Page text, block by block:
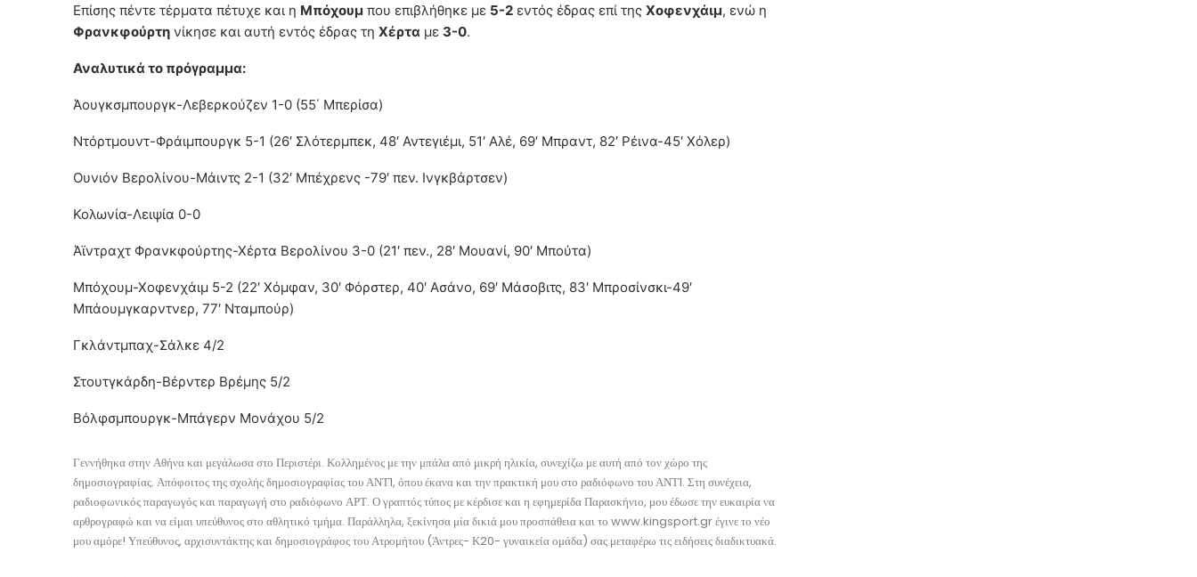
Επίσης πέντε τέρματα πέτυχε και η Μπόχουμ που επιβλήθηκε με 5-2 εντός έδρας επί της Χοφενχάιμ, ενώ η
Φρανκφούρτη νίκησε και αυτή εντός έδρας τη Χέρτα με 3-0.
Αναλυτικά το πρόγραμμα:
Άουγκσμπουργκ-Λεβερκούζεν 1-0 (55΄ Μπερίσα)
Ντόρτμουντ-Φράιμπουργκ 5-1 (26′ Σλότερμπεκ, 48′ Αντεγιέμι, 51′ Αλέ, 69′ Μπραντ, 82′ Ρέινα-45′ Χόλερ)
Ουνιόν Βερολίνου-Μάιντς 2-1 (32′ Μπέχρενς -79′ πεν. Ινγκβάρτσεν)
Κολωνία-Λειψία 0-0
Άϊντραχτ Φρανκφούρτης-Χέρτα Βερολίνου 3-0 (21′ πεν., 28′ Μουανί, 90′ Μπούτα)
Μπόχουμ-Χοφενχάιμ 5-2 (22′ Χόμφαν, 30′ Φόρστερ, 40′ Ασάνο, 69′ Μάσοβιτς, 83′ Μπροσίνσκι-49′
Μπάουμγκαρντνερ, 77′ Νταμπούρ)
Γκλάντμπαχ-Σάλκε 4/2
Στουτγκάρδη-Βέρντερ Βρέμης 5/2
Βόλφσμπουργκ-Μπάγερν Μονάχου 5/2
Γεννήθηκα στην Αθήνα και μεγάλωσα στο Περιστέρι. Κολλημένος με την μπάλα από μικρή ηλικία, συνεχίζω με αυτή από τον χώρο της
δημοσιογραφίας. Απόφοιτος της σχολής δημοσιογραφίας του ΑΝΤ1, όπου έκανα και την πρακτική μου στο ραδιόφωνο του ΑΝΤ1. Στη συνέχεια,
ραδιοφωνικός παραγωγός και παραγωγή στο ραδιόφωνο ΑΡΤ. Ο γραπτός τύπος με κέρδισε και η εφημερίδα Παρασκήνιο, μου έδωσε την ευκαιρία να
αρθρογραφώ και να είμαι υπεύθυνος στο αθλητικό τμήμα. Παράλληλα, ξεκίνησα μία δικιά μου προσπάθεια και το www.kingsport.gr έγινε το νέο
μου αμόρε! Υπεύθυνος, αρχισυντάκτης και δημοσιογράφος του Ατρομήτου (Άντρες- Κ20- γυναικεία ομάδα) σας μεταφέρω τις ειδήσεις διαδικτυακά.